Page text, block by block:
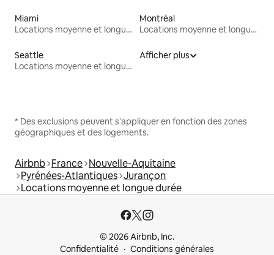
Miami
Locations moyenne et longue durée
Montréal
Locations moyenne et longue durée
Seattle
Locations moyenne et longue durée
Afficher plus
* Des exclusions peuvent s'appliquer en fonction des zones
géographiques et des logements.
Airbnb France Nouvelle-Aquitaine
Pyrénées-Atlantiques Jurançon
Locations moyenne et longue durée
© 2026 Airbnb, Inc.
Confidentialité
Conditions générales